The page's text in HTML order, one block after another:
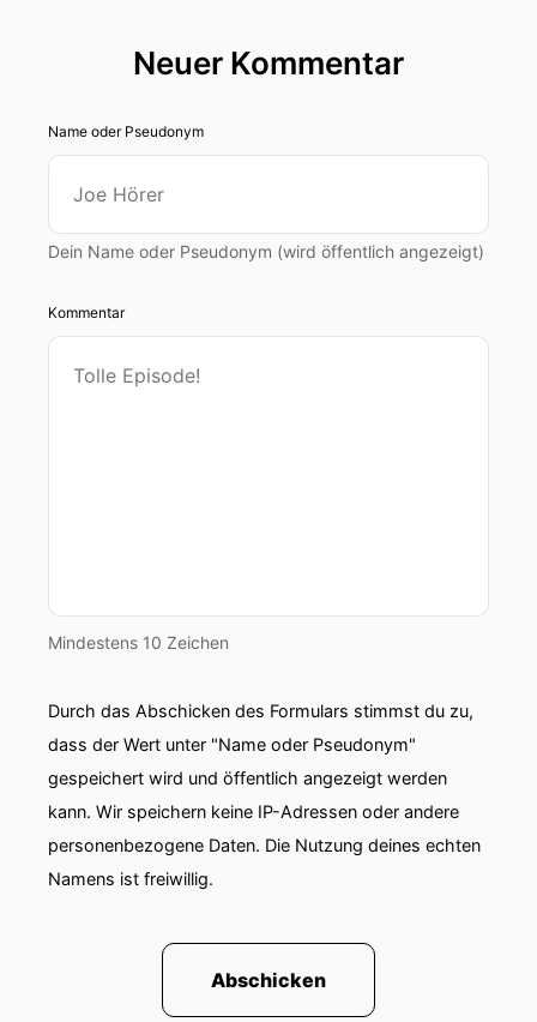
Neuer Kommentar
Name oder Pseudonym
Dein Name oder Pseudonym (wird öffentlich angezeigt)
Kommentar
Mindestens 10 Zeichen
Durch das Abschicken des Formulars stimmst du zu,
dass der Wert unter "Name oder Pseudonym"
gespeichert wird und öffentlich angezeigt werden
kann. Wir speichern keine IP-Adressen oder andere
personenbezogene Daten. Die Nutzung deines echten
Namens ist freiwillig.
Abschicken